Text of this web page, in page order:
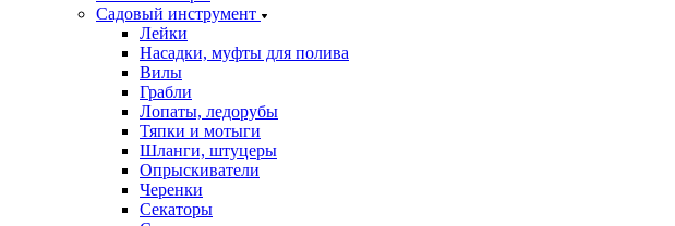
Садовый инструмент
Лейки
Насадки, муфты для полива
Вилы
Грабли
Лопаты, ледорубы
Тяпки и мотыги
Шланги, штуцеры
Опрыскиватели
Черенки
Секаторы